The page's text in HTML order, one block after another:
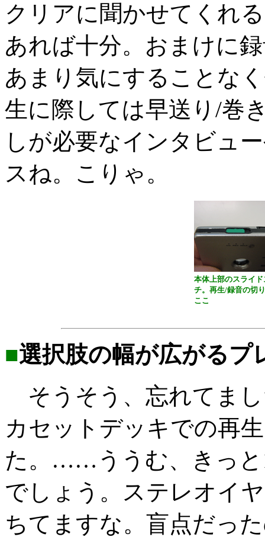
クリアに聞かせてくれ
あれば十分。おまけに
あまり気にすることな
生に際しては早送り/巻
しが必要なインタビュ
スね。こりゃ。
本体上部のスライド
チ。再生/録音の切
ここ
■選択肢の幅が広がるプ
そうそう、忘れてま
カセットデッキでの再
た。……ううむ、きっと
でしょう。ステレオイ
ちてますな。盲点だっ